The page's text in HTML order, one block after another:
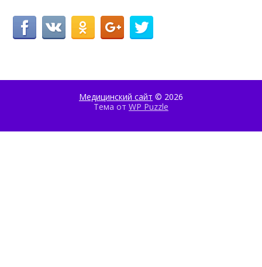
Медицинский сайт © 2026
Тема от WP Puzzle